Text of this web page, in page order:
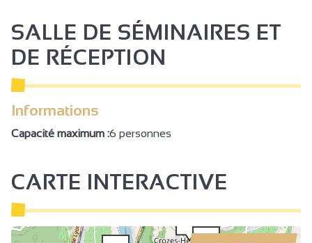
SALLE DE SÉMINAIRES ET
DE RÉCEPTION
Informations
Capacité maximum :6 personnes
CARTE INTERACTIVE